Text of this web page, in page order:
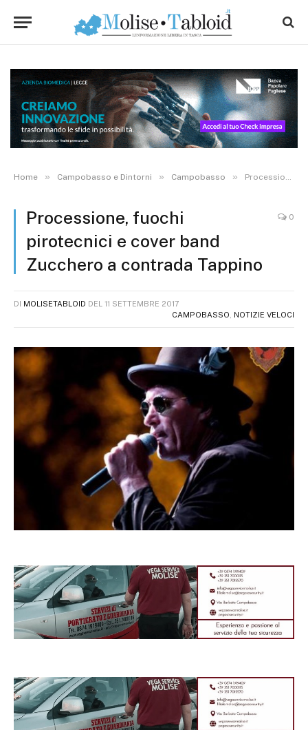
Home » Campobasso e Dintorni » Campobasso » Processione, fuochi pirotecnici e cover band Zucchero a contrada Tappino
Processione, fuochi
pirotecnici e cover band
Zucchero a contrada Tappino
0
DI MOLISETABLOID DEL 11 SETTEMBRE 2017
CAMPOBASSO
NOTIZIE VELOCI